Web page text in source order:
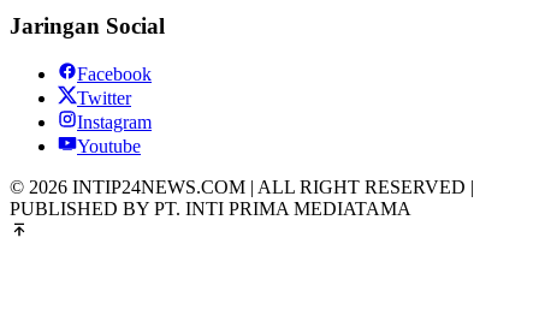
Jaringan Social
Facebook
Twitter
Instagram
Youtube
© 2026 INTIP24NEWS.COM | ALL RIGHT RESERVED |
PUBLISHED BY PT. INTI PRIMA MEDIATAMA